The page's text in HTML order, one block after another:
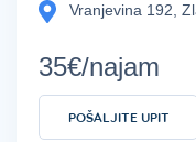
Vranjevina 192,
35€/najam
POŠALJITE UPIT